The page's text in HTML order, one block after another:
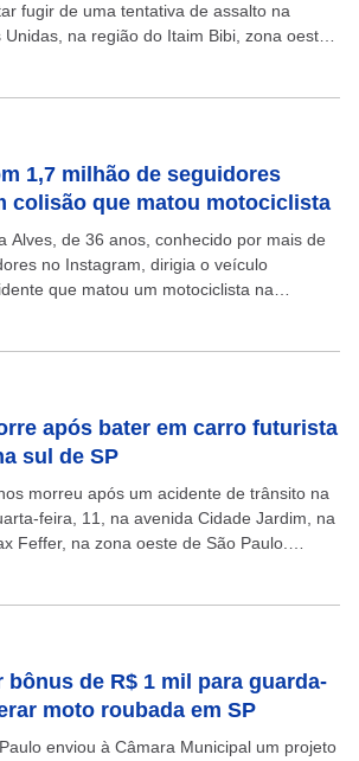
fugir de uma tentativa de assalto na
na região do Itaim Bibi, zona oeste
1,7 milhão de seguidores
colisão que matou motociclista
Alves, de 36 anos, conhecido por mais de
no Instagram, dirigia o veículo
que matou um motociclista na
após bater em carro futurista
sul de SP
morreu após um acidente de trânsito na
feira, 11, na avenida Cidade Jardim, na
Feffer, na zona oeste de São Paulo.
bônus de R$ 1 mil para guarda-
moto roubada em SP
enviou à Câmara Municipal um projeto